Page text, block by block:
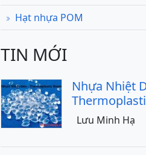
Hạt nhựa POM
TIN MỚI
Nhựa Nhiệt
Lưu Minh Hạ